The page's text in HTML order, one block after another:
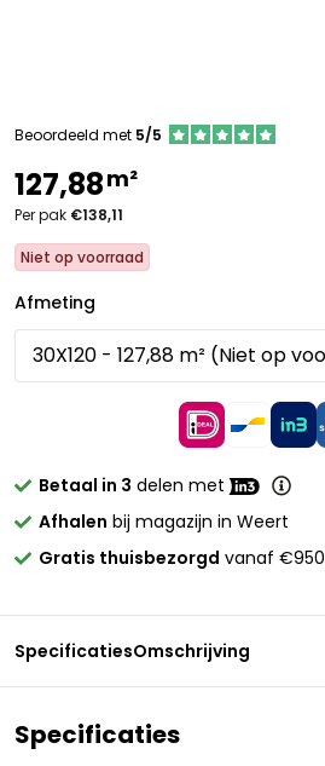
Beoordeeld met 5/5
127,88m²
Per pak €138,11
Niet op voorraad
Afmeting
Betaal in 3 delen met
Afhalen bij magazijn in Weert
Gratis thuisbezorgd vanaf €950
SpecificatiesOmschrijving
Specificaties